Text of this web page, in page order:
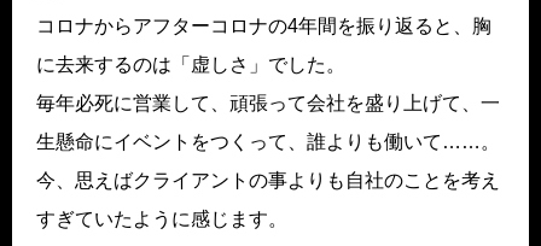
コロナからアフターコロナの4年間を振り返ると、胸
に去来するのは「虚しさ」でした。
毎年必死に営業して、頑張って会社を盛り上げて、一
生懸命にイベントをつくって、誰よりも働いて……。
今、思えばクライアントの事よりも自社のことを考え
すぎていたように感じます。